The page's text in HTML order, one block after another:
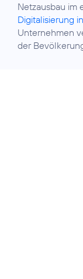
Netzausbau im
Digitalisierung
Unternehmen
der